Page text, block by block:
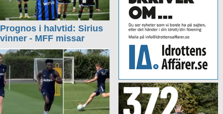
Prognos i halvtid: Sirius
vinner - MFF missar